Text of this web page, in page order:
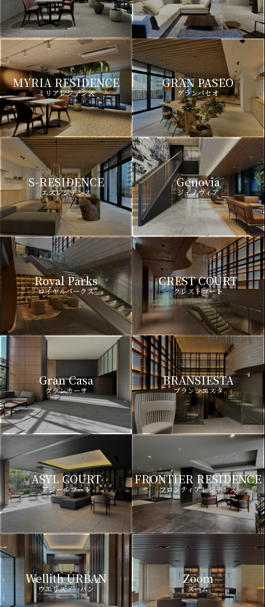
MYRIA RESIDENCE
ミリアレジデンス
GRAN PASEO
グランパセオ
S-RESIDENCE
エスレジデンス
Genovia
ジェノヴィア
Royal Parks
ロイヤルパークス
CREST COURT
クレストコート
Gran Casa
グランカーサ
BRANSIESTA
ブランシエスタ
ASYL COURT
アジールコート
FRONTIER RESIDENCE
フロンティアレジデンス
Wellith URBAN
ウエリスアーバン
Zoom
ズーム